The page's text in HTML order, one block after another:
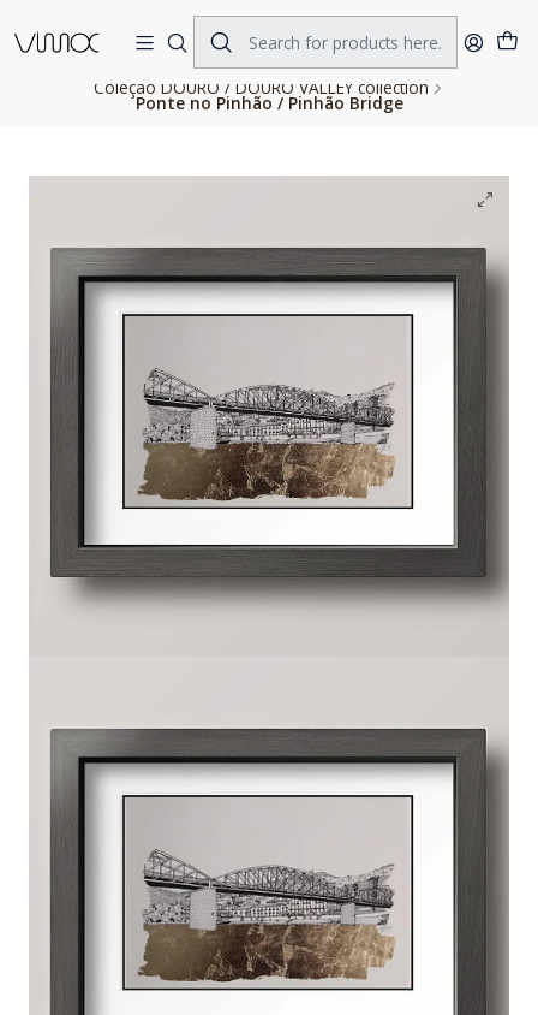
Home FINE ART PRINTS
Coleção DOURO / DOURO VALLEY collection
Ponte no Pinhão / Pinhão Bridge